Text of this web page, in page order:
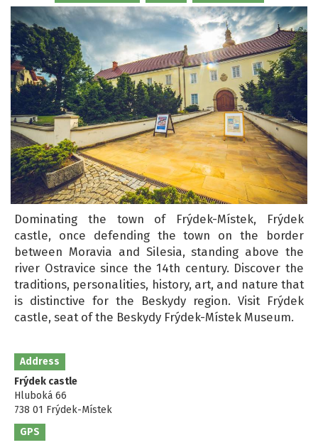
Dominating the town of Frýdek-Místek, Frýdek
castle, once defending the town on the border
between Moravia and Silesia, standing above the
river Ostravice since the 14th century. Discover the
traditions, personalities, history, art, and nature that
is distinctive for the Beskydy region. Visit Frýdek
castle, seat of the Beskydy Frýdek-Místek Museum.
Address
Frýdek castle
Hluboká 66
738 01 Frýdek-Místek
GPS